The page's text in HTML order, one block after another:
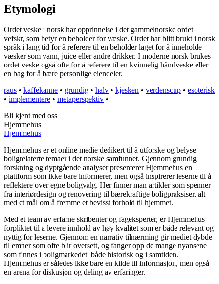
Etymologi
Ordet veske i norsk har opprinnelse i det gammelnorske ordet
vefskr, som betyr en beholder for væske. Ordet har blitt brukt i norsk
språk i lang tid for å referere til en beholder laget for å inneholde
væsker som vann, juice eller andre drikker. I moderne norsk brukes
ordet veske også ofte for å referere til en kvinnelig håndveske eller
en bag for å bære personlige eiendeler.
raus • kaffekanne • grundig • halv • kjesken • verdenscup • esoterisk
• implementere • metaperspektiv •
Bli kjent med oss
Hjemmehus
Hjemmehus
Hjemmehus er et online medie dedikert til å utforske og belyse
boligrelaterte temaer i det norske samfunnet. Gjennom grundig
forskning og dyptgående analyser presenterer Hjemmehus en
plattform som ikke bare informerer, men også inspirerer leserne til å
reflektere over egne boligvalg. Her finner man artikler som spenner
fra interiørdesign og renovering til bærekraftige boligpraksiser, alt
med et mål om å fremme et bevisst forhold til hjemmet.
Med et team av erfarne skribenter og fageksperter, er Hjemmehus
forpliktet til å levere innhold av høy kvalitet som er både relevant og
nyttig for leserne. Gjennom en narrativ tilnærming gir mediet dybde
til emner som ofte blir oversett, og fanger opp de mange nyansene
som finnes i boligmarkedet, både historisk og i samtiden.
Hjemmehus er således ikke bare en kilde til informasjon, men også
en arena for diskusjon og deling av erfaringer.